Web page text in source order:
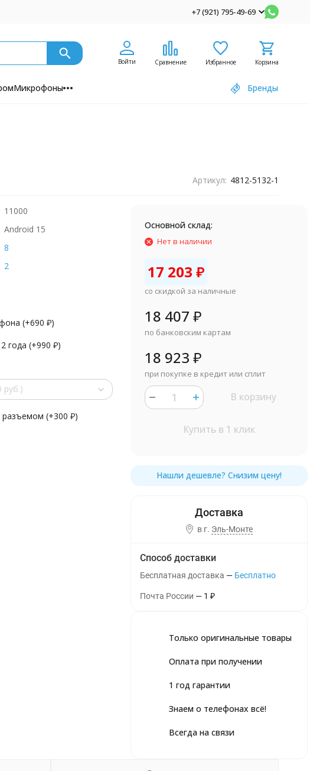
+7 (921) 795-49-69
Войти Сравнение Избранное Корзина
Микрофоны Бренды
Артикул: 4812-5132-1
11000
Android 15
8
2
(+690₽)
года (+990₽)
руб.)
разъемом (+300₽)
Основной склад:
Нет в наличии
17 203₽
со скидкой за наличные
18 407₽
по банковским картам
18 923₽
при покупке в кредит или сплит
В корзину
Купить в 1 клик
в г. Эль-Монте
Способ доставки
Бесплатная доставка Бесплатно
Почта России 1₽
Только оригинальные товары
Оплата при получении
1 год гарантии
Знаем о телефонах всё!
Всегда на связи